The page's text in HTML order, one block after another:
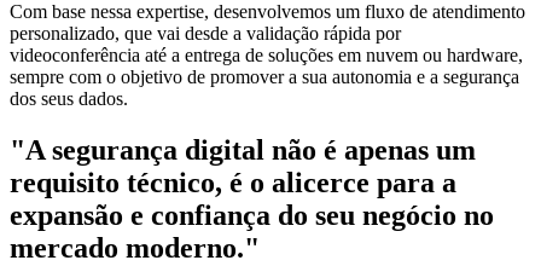
Com base nessa expertise, desenvolvemos um fluxo de atendimento
personalizado, que vai desde a validação rápida por
videoconferência até a entrega de soluções em nuvem ou hardware,
sempre com o objetivo de promover a sua autonomia e a segurança
dos seus dados.
"A segurança digital não é apenas um
requisito técnico, é o alicerce para a
expansão e confiança do seu negócio no
mercado moderno."